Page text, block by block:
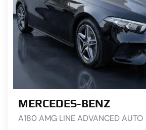
MERCEDES-BENZ
A180 AMG LINE ADVANCED AUTO